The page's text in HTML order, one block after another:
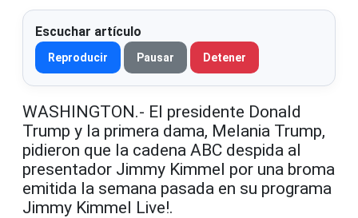
Escuchar artículo
Reproducir Pausar Detener
WASHINGTON.- El presidente Donald
Trump y la primera dama, Melania Trump,
pidieron que la cadena ABC despida al
presentador Jimmy Kimmel por una broma
emitida la semana pasada en su programa
Jimmy Kimmel Live!.